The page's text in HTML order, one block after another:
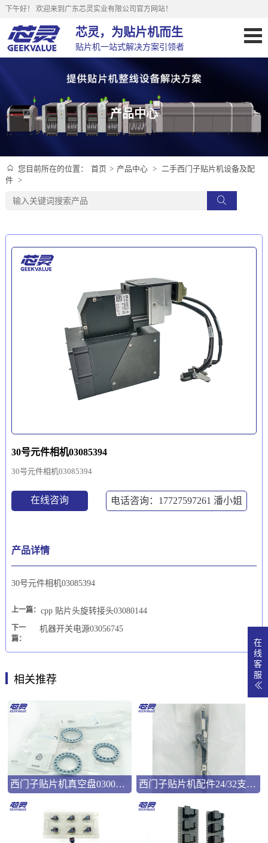
下午好！ 欢迎来到广东芯灵实业有限公司官方网站！
芯灵，为贴片机而生
贴片机一站式解决方案引领者
产品中心
您目前所在的位置： 首页 > 产品中心 > 二手西门子贴片机设备及配
件 >
30号元件相机03085394
30号元件相机03085394
在线咨询 电话咨询：17727597261 潘小姐
产品详情
30号元件相机03085394
上一篇： cpp 贴片头旋转接头03080144
下一
篇：
机器开关电源03056745
相关推荐
西门子贴片机真空盘03008286 西门子贴片机配件24/32支撑弹片00322181
在
线
客
服